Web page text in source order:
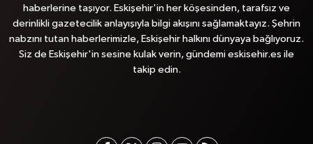
haberlerine taşıyor. Eskişehir'in her köşesinden, tarafsız ve
derinlikli gazetecilik anlayışıyla bilgi akışını sağlamaktayız. Şehrin
nabzını tutan haberlerimizle, Eskişehir halkını dünyaya bağlıyoruz.
Siz de Eskişehir'in sesine kulak verin, gündemi eskisehir.es ile
takip edin.